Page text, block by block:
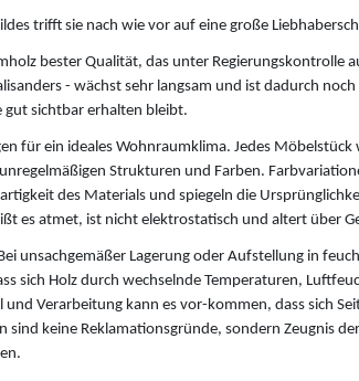
trifft sie nach wie vor auf eine große
bester Qualität, das unter Regierungskontrolle
- wächst sehr langsam und ist dadurch
gut sichtbar erhalten bleibt.
für ein ideales Wohnraumklima. Jedes
Strukturen und Farben.
des Materials und spiegeln die
es atmet, ist nicht elektrostatisch und altert über
unsachgemäßer Lagerung oder Aufstellung in
sich Holz durch wechselnde Temperaturen,
Verarbeitung kann es vor-kommen, dass sich
sind keine Reklamationsgründe, sondern Zeugnis